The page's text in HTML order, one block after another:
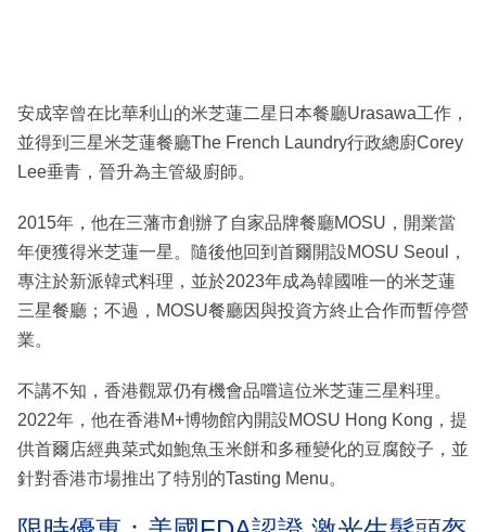
安成宰曾在比華利山的米芝蓮二星日本餐廳Urasawa工作，
並得到三星米芝蓮餐廳The French Laundry行政總廚Corey
Lee垂青，晉升為主管級廚師。
2015年，他在三藩市創辦了自家品牌餐廳MOSU，開業當
年便獲得米芝蓮一星。隨後他回到首爾開設MOSU Seoul，
專注於新派韓式料理，並於2023年成為韓國唯一的米芝蓮
三星餐廳；不過，MOSU餐廳因與投資方終止合作而暫停營
業。
不講不知，香港觀眾仍有機會品嚐這位米芝蓮三星料理。
2022年，他在香港M+博物館內開設MOSU Hong Kong，提
供首爾店經典菜式如鮑魚玉米餅和多種變化的豆腐餃子，並
針對香港市場推出了特別的Tasting Menu。